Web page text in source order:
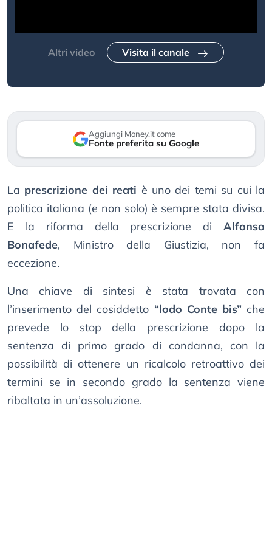
Altri video Visita il canale
Aggiungi Money.it come
Fonte preferita su Google
La prescrizione dei reati è uno dei temi su cui la
politica italiana (e non solo) è sempre stata divisa.
E la riforma della prescrizione di Alfonso
Bonafede, Ministro della Giustizia, non fa
eccezione.
Una chiave di sintesi è stata trovata con
l’inserimento del cosiddetto “lodo Conte bis” che
prevede lo stop della prescrizione dopo la
sentenza di primo grado di condanna, con la
possibilità di ottenere un ricalcolo retroattivo dei
termini se in secondo grado la sentenza viene
ribaltata in un’assoluzione.